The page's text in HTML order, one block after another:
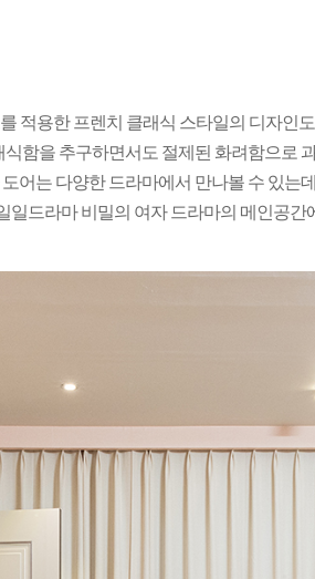
적용한 프렌치 클래식 스타일의 디자인
함을 추구하면서도 절제된 화려함으로
어는 다양한 드라마에서 만나볼 수 있는
일드라마 비밀의 여자 드라마의 메인공